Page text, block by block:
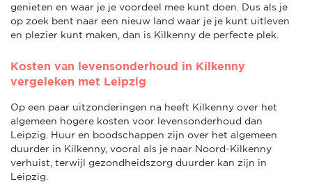
genieten en waar je je voordeel mee kunt doen. Dus als je
op zoek bent naar een nieuw land waar je je kunt uitleven
en plezier kunt maken, dan is Kilkenny de perfecte plek.
Kosten van levensonderhoud in Kilkenny
vergeleken met Leipzig
Op een paar uitzonderingen na heeft Kilkenny over het
algemeen hogere kosten voor levensonderhoud dan
Leipzig. Huur en boodschappen zijn over het algemeen
duurder in Kilkenny, vooral als je naar Noord-Kilkenny
verhuist, terwijl gezondheidszorg duurder kan zijn in
Leipzig.